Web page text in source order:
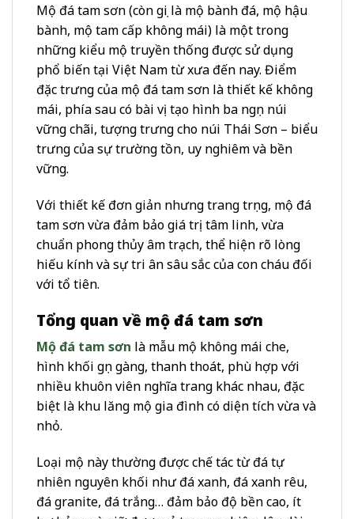
Mộ đá tam sơn(còn gọi là mộ bành đá, mộ hậu
bành, mộ tam cấp không mái) là một trong
những kiểu mộ truyền thống được sử dụng
phổ biến tại Việt Nam từ xưa đến nay. Điểm
đặc trưng của mộ đá tam sơn làthiết kế không
mái, phía sau có bài vị tạo hình ba ngọn núi
vững chãi, tượng trưng cho núi Thái Sơn – biểu
trưng của sự trường tồn, uy nghiêm và bền
vững.
Với thiết kế đơn giản nhưng trang trọng, mộ đá
tam sơnvừa đảm bảo giá trị tâm linh, vừa
chuẩn phong thủy âm trạch, thể hiện rõ lòng
hiếu kính và sự tri ân sâu sắc của con cháu đối
với tổ tiên.
Tổng quan về mộ đá tam sơn
Mộ đá tam sơn là mẫu mộ không mái che,
hình khối gọn gàng, thanh thoát, phù hợp với
nhiều khuôn viên nghĩa trang khác nhau, đặc
biệt là khu lăng mộ gia đình có diện tích vừa và
nhỏ.
Loại mộ này thường được chế tác từđá tự
nhiên nguyên khối như đá xanh, đá xanh rêu,
đá granite, đá trắng… đảm bảo độ bền cao, ít